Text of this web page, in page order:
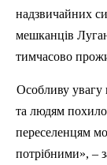
надзвичайних
мешканців
тимчасово
Особливу увагу
та людям
переселенцям
потрібними», –